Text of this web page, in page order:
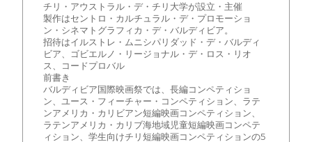
チリ・アウストラル・デ・チリ大学が設立・主催
製作はセントロ・カルチュラル・デ・プロモーショ
ン・シネマトグラフィカ・デ・バルディビア。
招待はイルストレ・ムニシパリダッド・デ・バルディ
ビア、ゴビエルノ・リージョナル・デ・ロス・リオ
ス、コードプロバル
前書き
バルディビア国際映画祭では、長編コンペティショ
ン、ユース・フィーチャー・コンペティション、ラテ
ンアメリカ・カリビアン短編映画コンペティション、
ラテンアメリカ・カリブ海地域児童短編映画コンペテ
ィション、学生向けチリ短編映画コンペティションの5